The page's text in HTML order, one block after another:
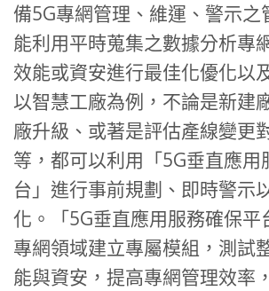
備5G專網管理、維運、警示之
能利用平時蒐集之數據分析專
效能或資安進行最佳化優化以
以智慧工廠為例，不論是新建
廠升級、或著是評估產線變更
等，都可以利用「5G垂直應用
台」進行事前規劃、即時警示
化。「5G垂直應用服務確保平
專網領域建立專屬模組，測試
能與資安，提高專網管理效率